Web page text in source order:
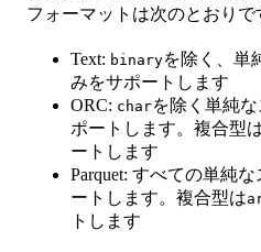
フォーマットは次のとおりで
Text: binaryを除く、単
みをサポートします
ORC: charを除く単純
ポートします。複合型
ートします
Parquet: すべての単純
ートします。複合型は
トします